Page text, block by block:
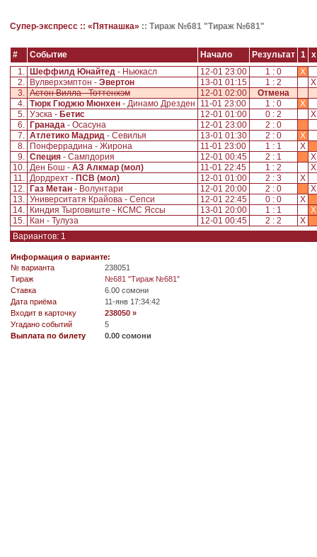
Супер-экспресс :: «Пятнашка» :: Тираж №681 "Тираж №681"
# Событие Начало Результат 1
x
1.
Шеффилд Юнайтед - Ньюкасл 12-01 23:00 1 : 0
X
2.
Вулверхэмптон - Эвертон 13-01 01:15 1 : 2
3. Астон Вилла - Тоттенхэм 12-01 02:00
Отмена
4. Тюрк Гюджю Мюнхен - Динамо Дрезден 11-01 23:00 1 : 0
X
5. Уэска - Бетис 12-01 01:00 0 : 2
6.
Гранада - Осасуна 12-01 23:00
2 : 0
7. Атлетико Мадрид - Севилья 13-01 01:30 2 : 0
X
8.
Понферрадина - Жирона 11-01 23:00 1 : 1
X
9. Специя - Сампдория 12-01 00:45 2 : 1
10. Ден Бош - АЗ Алкмар (мол) 11-01 22:45 1 : 2
11. Дордрехт - ПСВ (мол) 12-01 01:00 2 : 3
X
12.
Газ Метан - Волунтари 12-01 20:00 2 : 0
13. Университатя Крайова - Сепси 12-01 22:45 0 : 0
X
14.
Киндия Тырговиште - КСМС Яссы 13-01 20:00 1 : 1
X
15.
Кан - Тулуза 12-01 00:45 2 : 2
X
Вариантов: 1
Информация о варианте:
№ варианта
238051
Tираж
№681 "Тираж №681"
Ставка
6.00 сомони
Дата приёма
11-янв 17:34:42
Входит в карточку
238050 »
Угадано событий
5
Выплата по билету
0.00 сомони